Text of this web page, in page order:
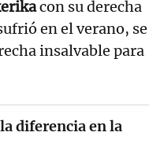
con su derecha
en el verano, se
insalvable para
diferencia en la